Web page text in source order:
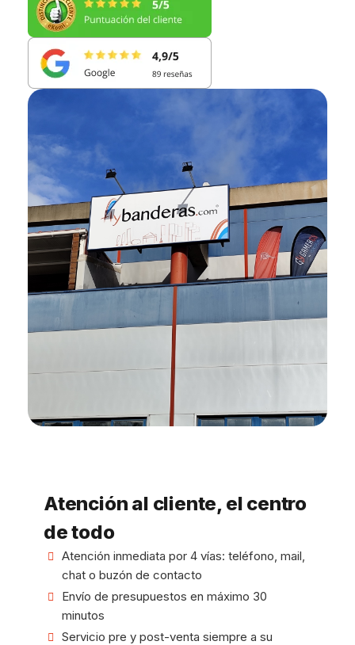
Atención al cliente, el centro
de todo
Atención inmediata por 4 vías: teléfono, mail,
chat o buzón de contacto
Envío de presupuestos en máximo 30
minutos
Servicio pre y post-venta siempre a su